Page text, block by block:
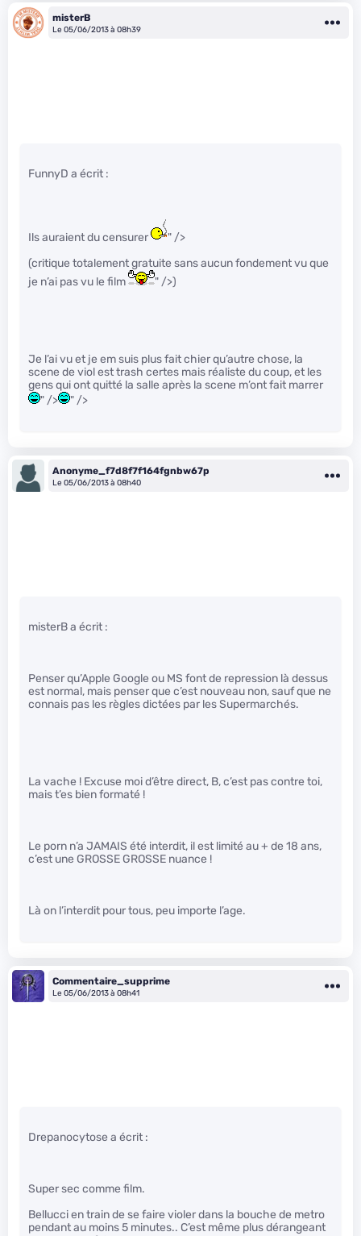
misterB
Le 05/06/2013 à 08h39
FunnyD a écrit :
Ils auraient du censurer
" />
(critique totalement gratuite sans aucun fondement vu que
je n’ai pas vu le film
" />)
Je l’ai vu et je em suis plus fait chier qu’autre chose, la
scene de viol est trash certes mais réaliste du coup, et les
gens qui ont quitté la salle après la scene m’ont fait marrer
" />
" />
Anonyme_f7d8f7f164fgnbw67p
Le 05/06/2013 à 08h40
misterB a écrit :
Penser qu’Apple Google ou MS font de repression là dessus
est normal, mais penser que c’est nouveau non, sauf que ne
connais pas les règles dictées par les Supermarchés.
La vache ! Excuse moi d’être direct, B, c’est pas contre toi,
mais t’es bien formaté !
Le porn n’a JAMAIS été interdit, il est limité au + de 18 ans,
c’est une GROSSE GROSSE nuance !
Là on l’interdit pour tous, peu importe l’age.
Commentaire_supprime
Le 05/06/2013 à 08h41
Drepanocytose a écrit :
Super sec comme film.
Bellucci en train de se faire violer dans la bouche de metro
pendant au moins 5 minutes.. C’est même plus dérangeant